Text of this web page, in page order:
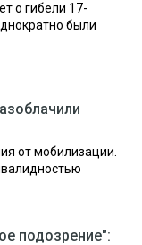
о гибели 17-
были
от мобилизации.
подозрение":